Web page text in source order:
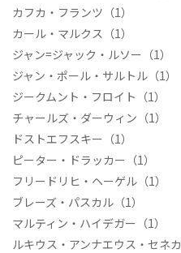
カフカ・フランツ （1）
カール・マルクス （1）
ジャン=ジャック・ルソー （1）
ジャン・ポール・サルトル （1）
ジークムント・フロイト （1）
チャールズ・ダーウィン （1）
ドストエフスキー （1）
ピーター・ドラッカー （1）
フリードリヒ・ヘーゲル （1）
ブレーズ・パスカル （1）
マルティン・ハイデガー （1）
ルキウス・アンナエウス・セネカ